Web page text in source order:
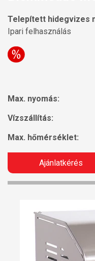
Telepített hidegvizes
Ipari felhasználás
Max. nyomás:
Vízszállítás:
Max. hőmérséklet:
Ajánlatkérés